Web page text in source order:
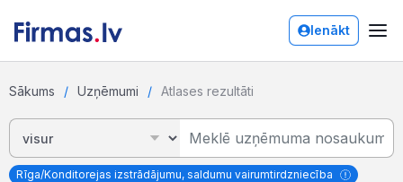
Ienākt
Sākums Uzņēmumi Atlases rezultāti
Rīga/Konditorejas izstrādājumu, saldumu vairumtirdzniecība